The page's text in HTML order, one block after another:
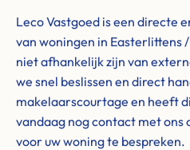
Leco Vastgoed is een directe
van woningen in Easterlittens
niet afhankelijk zijn van
we snel beslissen en direct
makelaarscourtage en heeft
vandaag nog contact met ons
voor uw woning te bespreken.